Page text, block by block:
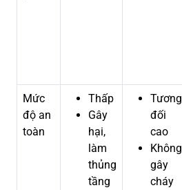
Mức
độ an
toàn
Thấp
Gây
hại,
làm
thủng
tầng
Tương
đối
cao
Không
gây
cháy